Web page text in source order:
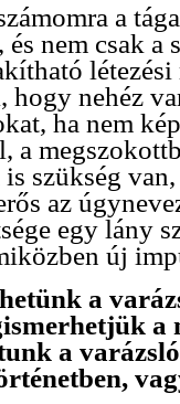
a
nem csak a
hogy nehéz
ha nem
a
szükség
az
egy lány
új
a
a
a